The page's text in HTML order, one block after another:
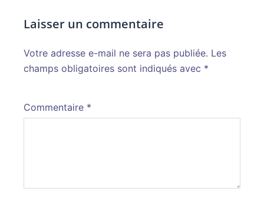
Laisser un commentaire
Votre adresse e-mail ne sera pas publiée. Les
champs obligatoires sont indiqués avec *
Commentaire *
Alternative: